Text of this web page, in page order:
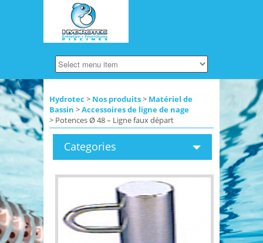
Hydrotec > Nos produits> Matériel de
Bassin >Accessoires de ligne de nage
> Potences Ø 48 – Ligne faux départ
Categories